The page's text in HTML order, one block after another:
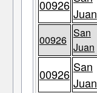
00926
Juan
00926
San
Juan
00926 San
Juan